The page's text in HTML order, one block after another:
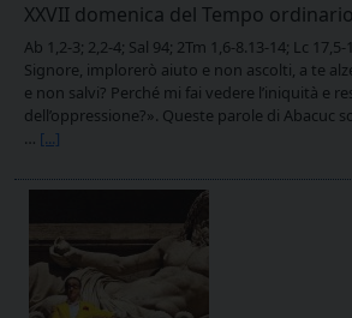
XXVII domenica del Tempo ordinario
Ab 1,2-3; 2,2-4; Sal 94; 2Tm 1,6-8.13-14; Lc
Signore, implorerò aiuto e non ascolti, a te
e non salvi? Perché mi fai vedere l’iniquità e
dell’oppressione?». Queste parole di Abacuc
… [...]